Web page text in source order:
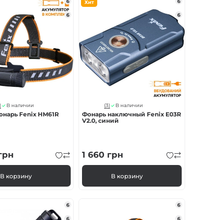
6
В наличии
Fenix HM61R
В корзину
Хит
6
(3) В наличии
Фонарь наключный Fenix ​​E03R
V2.0, синий
1 660 грн
В корзину
6
6
6
6